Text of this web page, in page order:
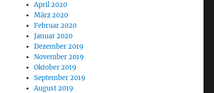
April 2020
März 2020
Februar 2020
Januar 2020
Dezember 2019
November 2019
Oktober 2019
September 2019
August 2019